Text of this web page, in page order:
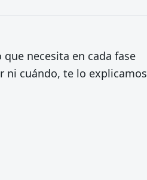
necesita en cada fase
ni cuándo, te lo explicamos